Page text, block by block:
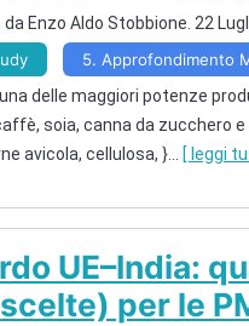
da Enzo Aldo Stobbione 22
5. Approfondimento
una delle maggiori potenze
soia, canna da zucchero
avicola, cellulosa, }... [ leggi
UE–India:
per le